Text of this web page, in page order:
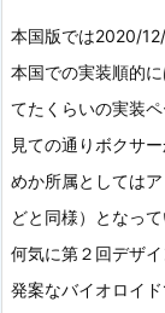
本国版では2020/12/
本国での実装順的
てたくらいの実装ペ
見ての通りボクサー
めか所属としては
どと同様）となって
何気に第２回デザ
発案なバイオロイド